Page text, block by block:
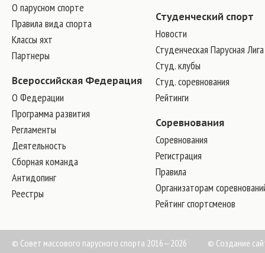
О парусном спорте
Правила вида спорта
Классы яхт
Партнеры
Всероссийская Федерация
О Федерации
Программа развития
Регламенты
Деятельность
Сборная команда
Антидопинг
Реестры
Студенческий спорт
Новости
Студенческая Парусная Лига
Студ. клубы
Студ. соревнования
Рейтинги
Соревнования
Соревнования
Регистрация
Правила
Организаторам
Рейтинг спортсменов
© Совет массового парусного спорта 2016—2026 © Создание